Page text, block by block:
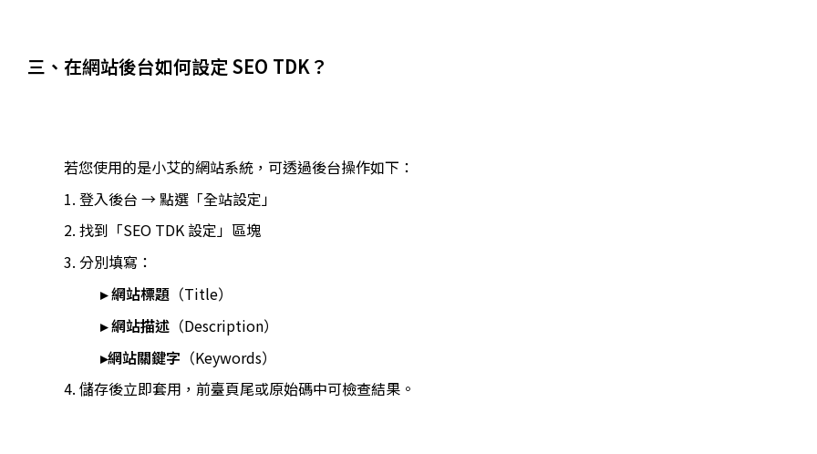
三、在網站後台如何設定 SEO TDK？
若您使用的是小艾的網站系統，可透過後台操作如下：
1. 登入後台 → 點選「全站設定」
2. 找到「SEO TDK 設定」區塊
3. 分別填寫：
▸ 網站標題 （Title）
▸ 網站描述 （Description）
▸網站關鍵字 （Keywords）
4. 儲存後立即套用，前臺頁尾或原始碼中可檢查結果。